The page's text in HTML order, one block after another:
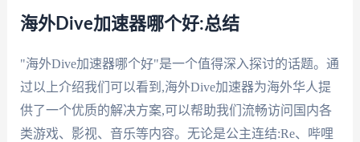
海外Dive加速器哪个好:总结
"海外Dive加速器哪个好"是一个值得深入探讨的话题。通
过以上介绍我们可以看到,海外Dive加速器为海外华人提
供了一个优质的解决方案,可以帮助我们流畅访问国内各
类游戏、影视、音乐等内容。无论是公主连结:Re、哔哩